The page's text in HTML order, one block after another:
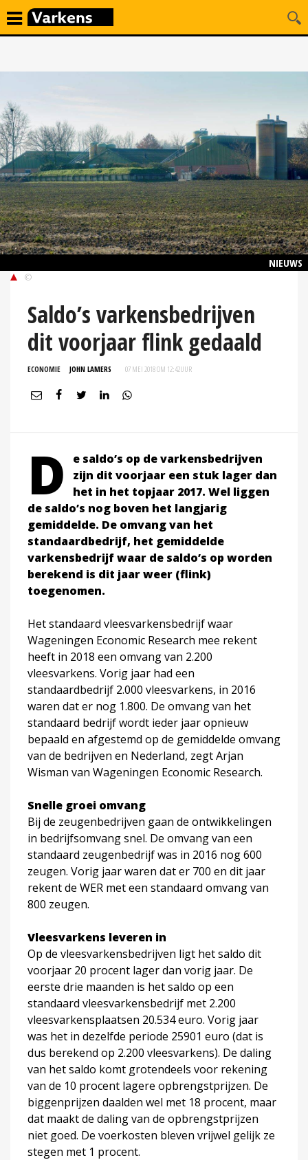
NIEUWS
©
Saldo’s varkensbedrijven
dit voorjaar flink gedaald
ECONOMIE JOHN LAMERS 07 MEI 2018 OM 12:42UUR
D
e saldo’s op de varkensbedrijven
zijn dit voorjaar een stuk lager dan
het in het topjaar 2017. Wel liggen
de saldo’s nog boven het langjarig
gemiddelde. De omvang van het
standaardbedrijf, het gemiddelde
varkensbedrijf waar de saldo’s op worden
berekend is dit jaar weer (flink)
toegenomen.
Het standaard vleesvarkensbedrijf waar
Wageningen Economic Research mee rekent
heeft in 2018 een omvang van 2.200
vleesvarkens. Vorig jaar had een
standaardbedrijf 2.000 vleesvarkens, in 2016
waren dat er nog 1.800. De omvang van het
standaard bedrijf wordt ieder jaar opnieuw
bepaald en afgestemd op de gemiddelde omvang
van de bedrijven en Nederland, zegt Arjan
Wisman van Wageningen Economic Research.
Snelle groei omvang
Bij de zeugenbedrijven gaan de ontwikkelingen
in bedrijfsomvang snel. De omvang van een
standaard zeugenbedrijf was in 2016 nog 600
zeugen. Vorig jaar waren dat er 700 en dit jaar
rekent de WER met een standaard omvang van
800 zeugen.
Vleesvarkens leveren in
Op de vleesvarkensbedrijven ligt het saldo dit
voorjaar 20 procent lager dan vorig jaar. De
eerste drie maanden is het saldo op een
standaard vleesvarkensbedrijf met 2.200
vleesvarkensplaatsen 20.534 euro. Vorig jaar
was het in dezelfde periode 25901 euro (dat is
dus berekend op 2.200 vleesvarkens). De daling
van het saldo komt grotendeels voor rekening
van de 10 procent lagere opbrengstprijzen. De
biggenprijzen daalden wel met 18 procent, maar
dat maakt de daling van de opbrengstprijzen
niet goed. De voerkosten bleven vrijwel gelijk ze
stegen met 1 procent.